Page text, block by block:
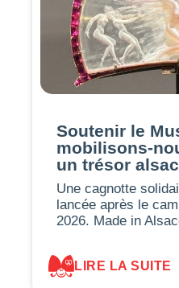
Soutenir le
mobilisons-
un trésor
Une cagnotte
lancée après le
2026. Made in
LIRE LA SUITE